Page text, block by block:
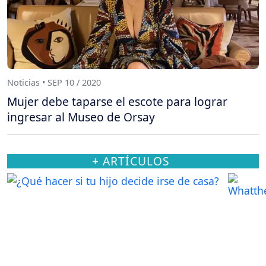
Noticias • SEP 10 / 2020
Mujer debe taparse el escote para lograr
ingresar al Museo de Orsay
+ ARTÍCULOS